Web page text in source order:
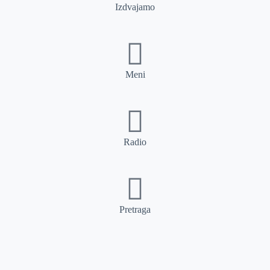
Izdvajamo
Meni
Radio
Pretraga